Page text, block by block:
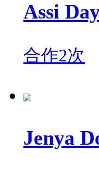
Assi
合作2次
Jenya